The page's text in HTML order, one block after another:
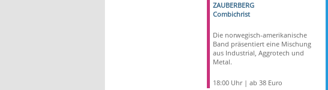
ZAUBERBERG
Combichrist
Die norwegisch-amerikanische
Band präsentiert eine Mischung
aus Industrial, Aggrotech und
Metal.
18:00 Uhr | ab 38 Euro